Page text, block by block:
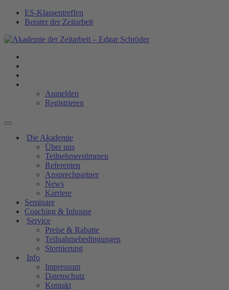
ES-Klassentreffen
Berater der Zeitarbeit
Anmelden
Registrieren
Die Akademie
Über uns
Teilnehmerstimmen
Referenten
Ansprechpartner
News
Karriere
Seminare
Coaching & Inhouse
Service
Preise & Rabatte
Teilnahmebedingungen
Stornierung
Info
Impressum
Datenschutz
Kontakt